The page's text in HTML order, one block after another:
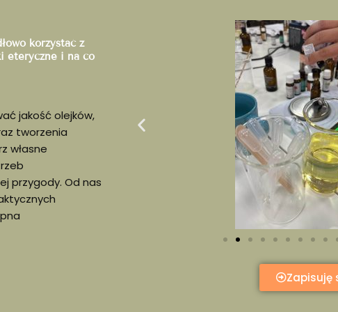
korzystać z
eteryczne i na co
jakość olejków,
tworzenia
własne
przygody. Od nas
Zapisuję